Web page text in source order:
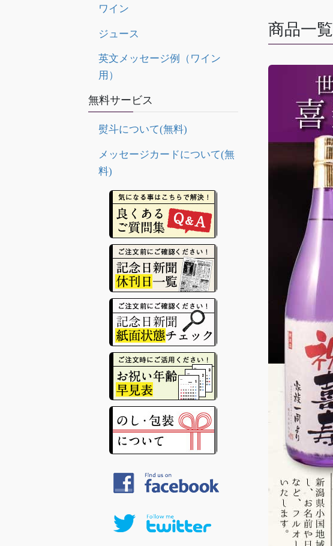
商品一覧
ワイン
ジュース
英文メッセージ例（ワイン
用）
無料サービス
熨斗について(無料)
メッセージカードについて(無
料)